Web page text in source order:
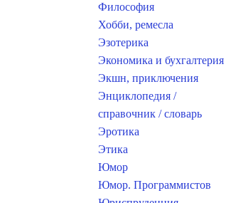
Философия
Хобби, ремесла
Эзотерика
Экономика и бухгалтерия
Экшн, приключения
Энциклопедия /
справочник / словарь
Эротика
Этика
Юмор
Юмор. Программистов